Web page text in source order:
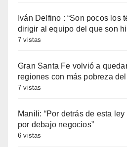
Iván Delfino : “Son pocos los
dirigir al equipo del que son
7 vistas
Gran Santa Fe volvió a
regiones con más pobreza
7 vistas
Manili: “Por detrás de esta
por debajo negocios”
6 vistas